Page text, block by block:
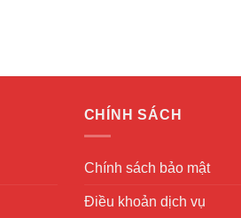
CHÍNH SÁCH
Chính sách bảo mật
Điều khoản dịch vụ